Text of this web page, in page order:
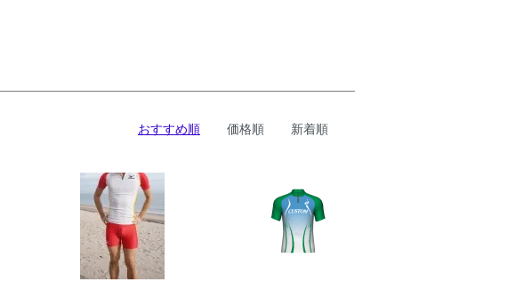
おすすめ順 価格順 新着順